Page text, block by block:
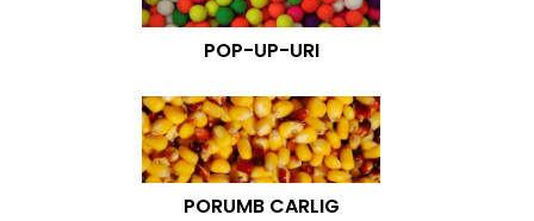
POP-UP-URI
PORUMB CARLIG